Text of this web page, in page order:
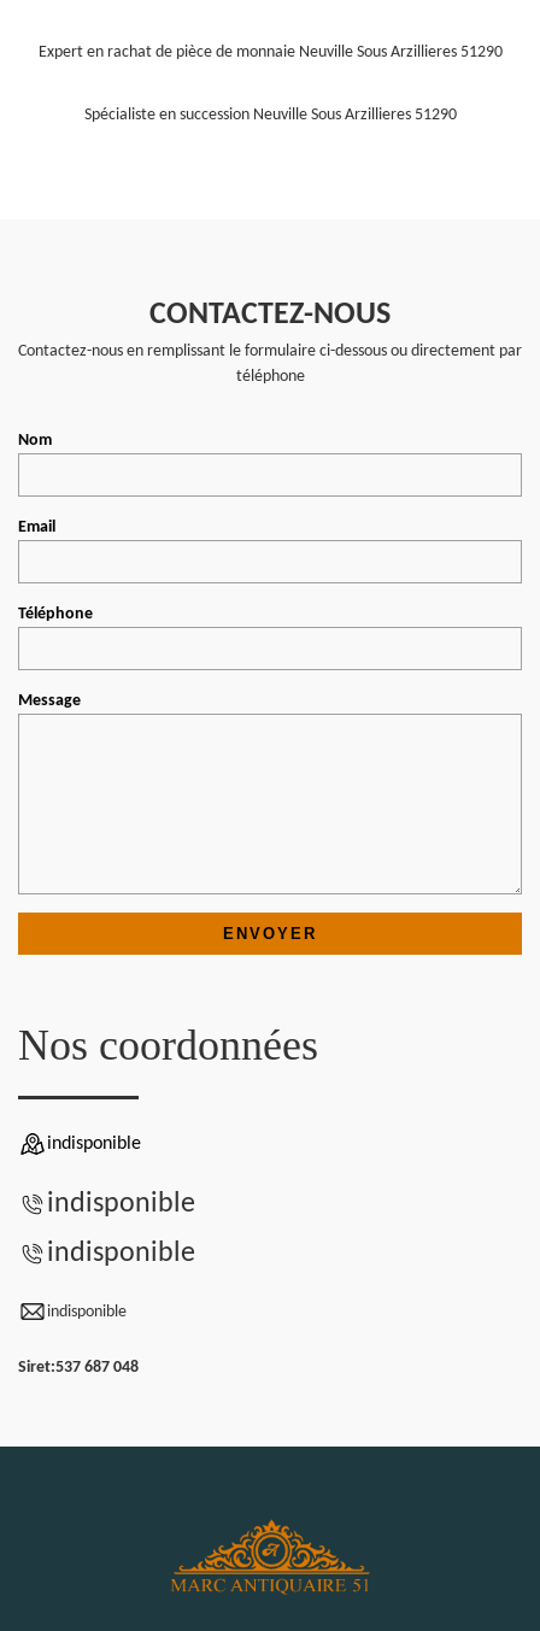
Expert en rachat de pièce de monnaie Neuville Sous Arzillieres 51290
Spécialiste en succession Neuville Sous Arzillieres 51290
CONTACTEZ-NOUS
Contactez-nous en remplissant le formulaire ci-dessous ou directement par
téléphone
Nom
Email
Téléphone
Message
Nos coordonnées
indisponible
indisponible
indisponible
indisponible
Siret:537 687 048